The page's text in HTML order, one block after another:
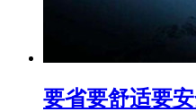
要省要舒适要